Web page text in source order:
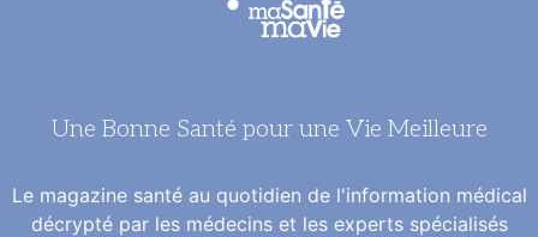
Une Bonne Santé pour une Vie Meilleure
Le magazine santé au quotidien de l'information médical
décrypté par les médecins et les experts spécialisés